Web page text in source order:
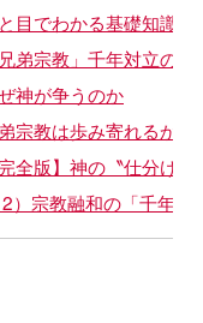
目でわかる基礎知識
弟宗教」千年対立の歴
神が争うのか
宗教は歩み寄れるか
全版】神の〝仕分け〟
）宗教融和の「千年王